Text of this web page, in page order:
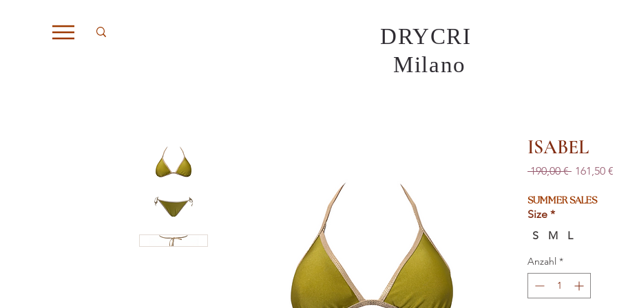
DRYCRI
Milano
ISABEL
190,00 € 161,50 €
SUMMER SALES
Size *
S
M L
Anzahl *